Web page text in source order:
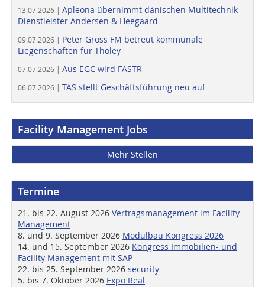
13.07.2026 | Apleona übernimmt dänischen Multitechnik-
Dienstleister Andersen & Heegaard
09.07.2026 | Peter Gross FM betreut kommunale
Liegenschaften für Tholey
07.07.2026 | Aus EGC wird FASTR
06.07.2026 | TAS stellt Geschäftsführung neu auf
Facility Management Jobs
Mehr Stellen
Termine
21. bis 22. August 2026 Vertragsmanagement im Facility
Management
8. und 9. September 2026 Modulbau Kongress 2026
14. und 15. September 2026 Kongress Immobilien- und
Facility Management mit SAP
22. bis 25. September 2026 security
5. bis 7. Oktober 2026 Expo Real